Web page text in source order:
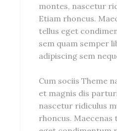
montes, nascetur
Etiam rhoncus.
tellus eget
sem quam semper
adipiscing sem
Cum sociis Theme
et magnis dis
nascetur ridiculus
rhoncus. Maecenas